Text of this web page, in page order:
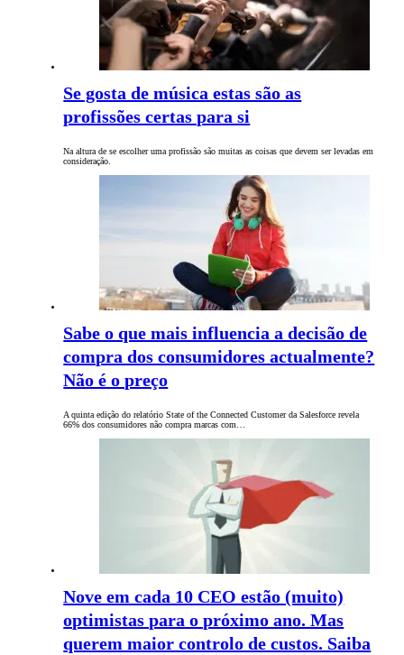
Se gosta de música estas são as
profissões certas para si
Na altura de se escolher uma profissão são muitas as coisas que devem ser levadas em
consideração.
Sabe o que mais influencia a decisão de
compra dos consumidores actualmente?
Não é o preço
A quinta edição do relatório State of the Connected Customer da Salesforce revela
66% dos consumidores não compra marcas com…
Nove em cada 10 CEO estão (muito)
optimistas para o próximo ano. Mas
querem maior controlo de custos. Saiba